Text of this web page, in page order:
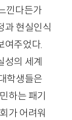
낀다든가
과 현실인식
여주었다.
성의 세계
학생들은
하는 패기
가 어려워